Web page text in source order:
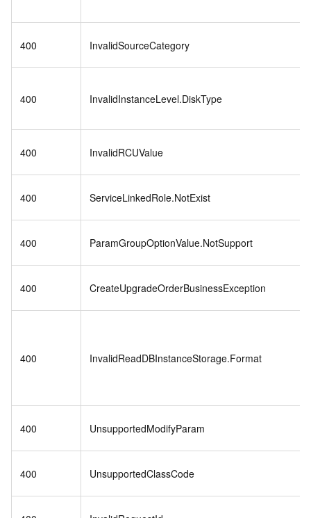
400 InvalidSourceCategory
400 InvalidInstanceLevel.DiskType
400 InvalidRCUValue
400 ServiceLinkedRole.NotExist
400 ParamGroupOptionValue.NotSupport
400 CreateUpgradeOrderBusinessException
400 InvalidReadDBInstanceStorage.Format
400 UnsupportedModifyParam
400 UnsupportedClassCode